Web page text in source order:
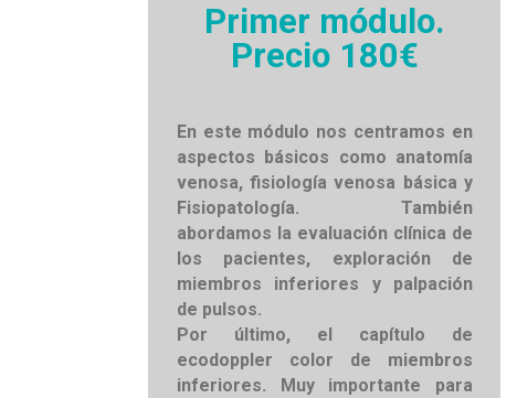
Primer módulo.
Precio 180€
En este módulo nos centramos en
aspectos básicos como anatomía
venosa, fisiología venosa básica y
Fisiopatología. También
abordamos la evaluación clínica de
los pacientes, exploración de
miembros inferiores y palpación
de pulsos.
Por último, el capítulo de
ecodoppler color de miembros
inferiores. Muy importante para